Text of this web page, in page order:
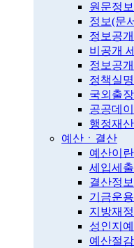
원문정보
정보(문
정보공
비공개
정보공
정책실명
국외출
공공데
행정재
예산ㆍ결산
예산이란
세입세
결산정보
기금운
지방재정
성인지
예산절